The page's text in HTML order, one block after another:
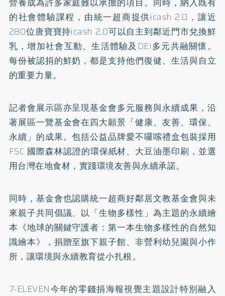
的社會體驗課程，由統一超商提供icash 2.0，讓近
280位唐寶寶持icash 2.0可以自主到鄰近門市兌換鮮
乳，增加社會互動、生活體驗及DEI多元共融關懷。
每份被認捐的鮮奶，都是支持他們復健、生活與自立
的重要力量。
記者會展示區亦呈現基金會多元服務與永續成果，沿
著展區一覽基金會在四大願景「健康、友善、環保、
永續」的成果。包括公益品牌愛不囉嗦禮盒包裝採用
FSC 國際森林認證的環保紙材、大豆油墨印刷，並選
用台灣在地食材，實踐環境友善與永續承諾。
同時，基金會也認購統一超商好鄰居文教基金會與未
來親子共同倡議、以「生物多樣性」為主題的永續繪
本《地球的關鍵守護者：第一本生物多樣性的自然知
識繪本》，捐贈至旗下親子館、非營利幼兒園與小作
所，讓環境與永續教育從小扎根。
7-ELEVEN今年的零錢捐海報視覺主題設計特別融入